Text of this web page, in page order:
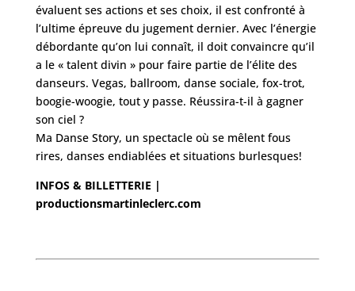
évaluent ses actions et ses choix, il est confronté à
l’ultime épreuve du jugement dernier. Avec l’énergie
débordante qu’on lui connaît, il doit convaincre qu’il
a le « talent divin » pour faire partie de l’élite des
danseurs. Vegas, ballroom, danse sociale, fox-trot,
boogie-woogie, tout y passe. Réussira-t-il à gagner
son ciel ?
Ma Danse Story, un spectacle où se mêlent fous
rires, danses endiablées et situations burlesques!
INFOS & BILLETTERIE |
productionsmartinleclerc.com